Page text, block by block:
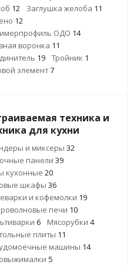
12 Заглушка желоба 11
12
ОДО 14
воронка 11
19 Тройник 1
элемент7
техника и
для кухни
и миксеры 32
панели 39
кухонные 20
шкафы 36
и кофемолки 19
печи 10
6 Мясорубки 4
плиты 11
машины 14
5